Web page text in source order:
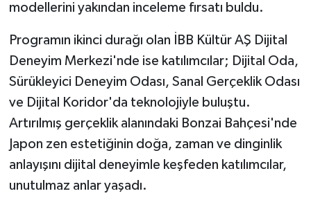
modellerini yakından inceleme fırsatı buldu.
Programın ikinci durağı olan İBB Kültür AŞ Dijital
Deneyim Merkezi'nde ise katılımcılar; Dijital Oda,
Sürükleyici Deneyim Odası, Sanal Gerçeklik Odası
ve Dijital Koridor'da teknolojiyle buluştu.
Artırılmış gerçeklik alanındaki Bonzai Bahçesi'nde
Japon zen estetiğinin doğa, zaman ve dinginlik
anlayışını dijital deneyimle keşfeden katılımcılar,
unutulmaz anlar yaşadı.